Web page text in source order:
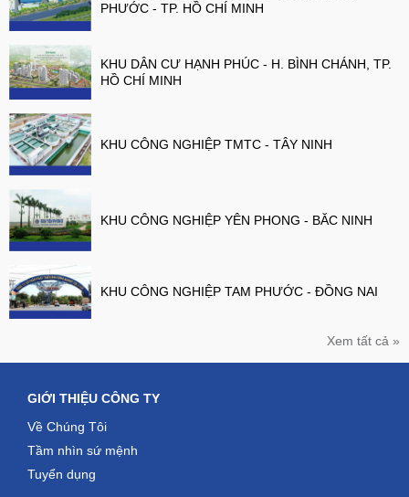
PHƯỚC - TP. HỒ CHÍ MINH
KHU DÂN CƯ HẠNH PHÚC - H. BÌNH CHÁNH, TP.
HỒ CHÍ MINH
KHU CÔNG NGHIỆP TMTC - TÂY NINH
KHU CÔNG NGHIỆP YÊN PHONG - BĂC NINH
KHU CÔNG NGHIỆP TAM PHƯỚC - ĐỒNG NAI
Xem tất cả »
GIỚI THIỆU CÔNG TY
Về Chúng Tôi
Tầm nhìn sứ mệnh
Tuyển dụng